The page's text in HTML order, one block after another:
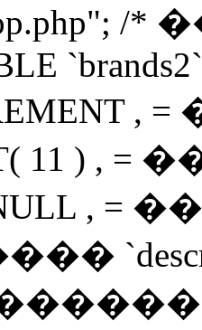
/
11 )
, =